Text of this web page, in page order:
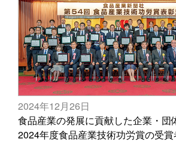
2024年12月26日
食品産業の発展に貢献した企業・団
2024年度食品産業技術功労賞の受賞